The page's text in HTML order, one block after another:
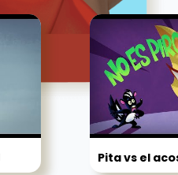
Pita vs el